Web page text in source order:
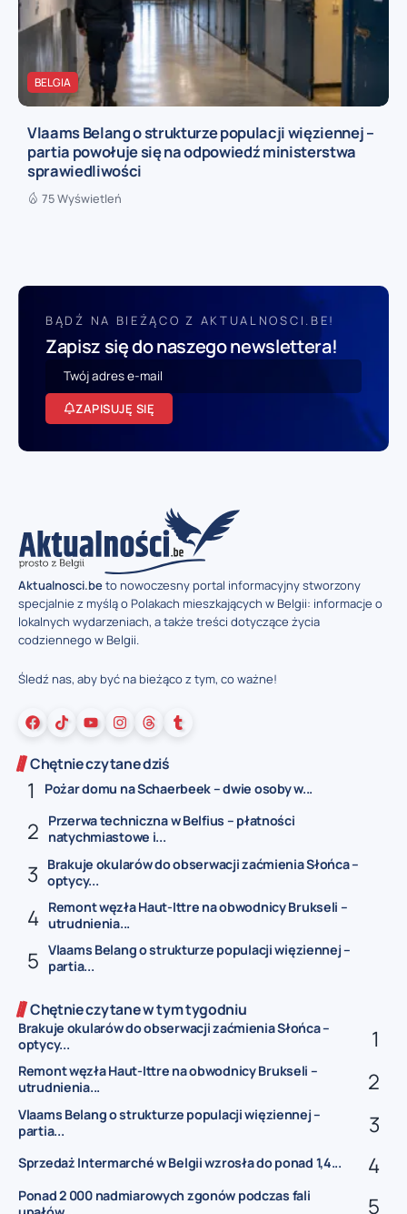
BELGIA
Vlaams Belang o strukturze populacji więziennej –
partia powołuje się na odpowiedź ministerstwa
sprawiedliwości
75 Wyświetleń
BĄDŹ NA BIEŻĄCO Z AKTUALNOSCI.BE!
Zapisz się do naszego newslettera!
ZAPISUJĘ SIĘ
Aktualnosci.beto nowoczesny portal informacyjny stworzony
specjalnie z myślą o Polakach mieszkających w Belgii: informacje o
lokalnych wydarzeniach, a także treści dotyczące życia
codziennego w Belgii.
Śledź nas, aby być na bieżąco z tym, co ważne!
Chętnie czytane dziś
Pożar domu na Schaerbeek – dwie osoby w...
Przerwa techniczna w Belfius – płatności
natychmiastowe i...
Brakuje okularów do obserwacji zaćmienia Słońca –
optycy...
Remont węzła Haut-Ittre na obwodnicy Brukseli –
utrudnienia...
Vlaams Belang o strukturze populacji więziennej –
partia...
Chętnie czytane w tym tygodniu
Brakuje okularów do obserwacji zaćmienia Słońca –
optycy...
Remont węzła Haut-Ittre na obwodnicy Brukseli –
utrudnienia...
Vlaams Belang o strukturze populacji więziennej –
partia...
Sprzedaż Intermarché w Belgii wzrosła do ponad 1,4...
Ponad 2 000 nadmiarowych zgonów podczas fali